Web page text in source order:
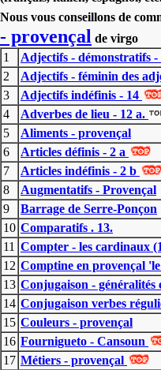
Nous vous conseillons de
- provençal de virgo
1
Adjectifs - démonstratifs -
2
Adjectifs - féminin des
3
Adjectifs indéfinis - 14
4
Adverbes de lieu - 12 a.
5
Aliments - provençal
6
Articles définis - 2 a
7
Articles indéfinis - 2 b
8
Augmentatifs - Provençal
9
Barrage de Serre-Ponçon
10 Comparatifs . 13.
11 Compter - les cardinaux
12 Comptine en provençal
13 Conjugaison - généralités
14 Conjugaison verbes
15 Couleurs - provençal
16 Fournigueto - Cansoun
17 Métiers - provençal